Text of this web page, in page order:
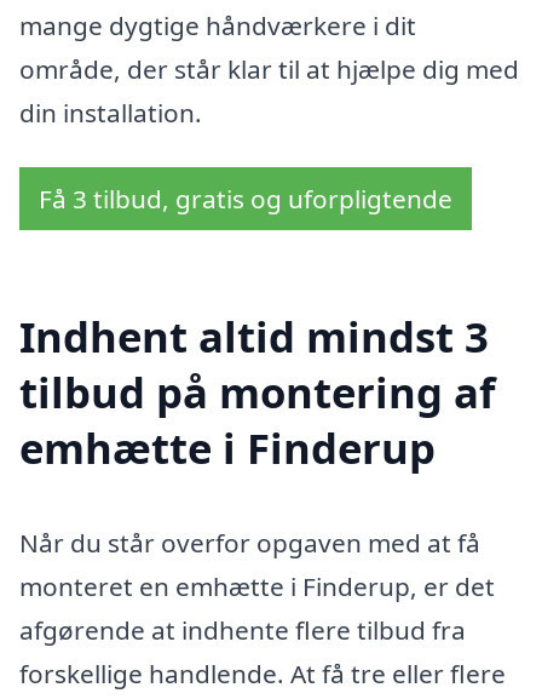
mange dygtige håndværkere i dit
område, der står klar til at hjælpe dig med
din installation.
Få 3 tilbud, gratis og uforpligtende
Indhent altid mindst 3
tilbud på montering af
emhætte i Finderup
Når du står overfor opgaven med at få
monteret en emhætte i Finderup, er det
afgørende at indhente flere tilbud fra
forskellige handlende. At få tre eller flere